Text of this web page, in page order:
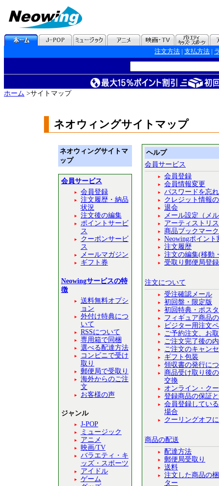
注文方法 | 支払方法 |
ホーム >サイトマップ
ネオウィングサイトマップ
ヘルプ
会員サービス
会員登録
会員情報変更
パスワードを忘
クレジット情報
退会
メール設定（メ
アーティストリ
商品ブックマーク
Neowingポイン
注文履歴
注文の編集(移動
受取り郵便局登録
注文について
受注確認メール
初回盤・限定版
初回特典・ポス
フィギュア商品
ビジター用注文
ご予約注文、お
ご注文完了後の
ご注文のキャン
ギフト包装
領収書の発行に
商品受け取り後
交換
オンライン・ク
登録商品の保証
会員登録してい
場合
クーリングオフ
商品の配送
配達方法
郵便局受取り
送料
注文した商品の
ター
ネオウィングサイトマ
ップ
会員サービス
会員登録
注文履歴・納品
状況
注文後の編集
ポイントサービ
ス
クーポンサービ
ス
メールマガジン
ギフト券
Neowingサービスの特
徴
送料無料オプシ
ョン
外付け特典につ
いて
RSSについて
専用箱で同梱
選べる配達方法
コンビニで受け
取り
郵便局で受取り
海外からのご注
文
お客様の声
ジャンル
J-POP
ミュージック
アニメ
映画/TV
バラエティ・キ
ッズ・スポーツ
アイドル
ゲーム